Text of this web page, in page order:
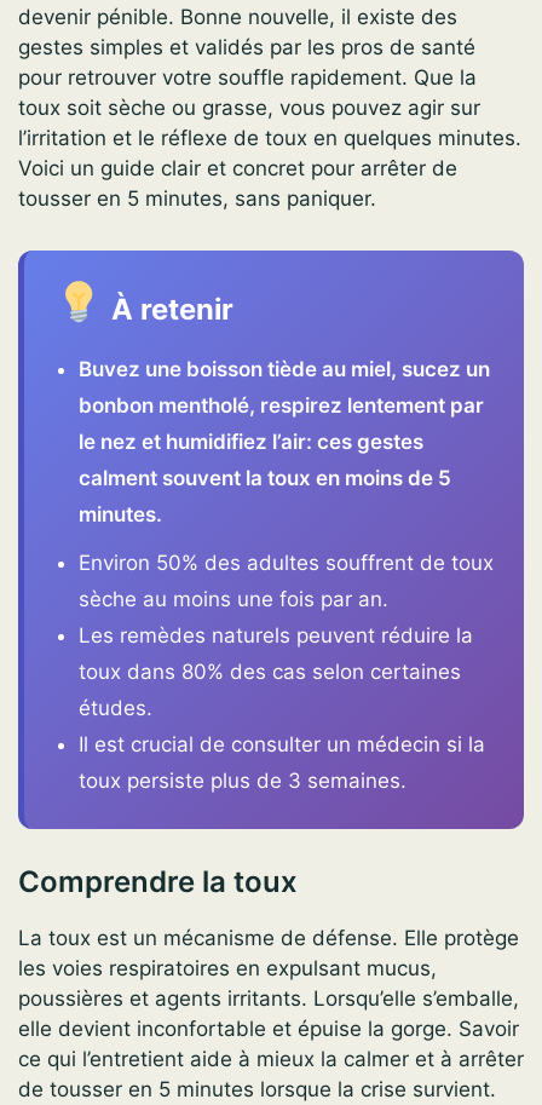
devenir pénible. Bonne nouvelle, il existe des
gestes simples et validés par les pros de santé
pour retrouver votre souffle rapidement. Que la
toux soit sèche ou grasse, vous pouvez agir sur
l’irritation et le réflexe de toux en quelques minutes.
Voici un guide clair et concret pour arrêter de
tousser en 5 minutes, sans paniquer.
À retenir
Buvez une boisson tiède au miel, sucez un
bonbon mentholé, respirez lentement par
le nez et humidifiez l’air: ces gestes
calment souvent la toux en moins de 5
minutes.
Environ 50% des adultes souffrent de toux
sèche au moins une fois par an.
Les remèdes naturels peuvent réduire la
toux dans 80% des cas selon certaines
études.
Il est crucial de consulter un médecin si la
toux persiste plus de 3 semaines.
Comprendre la toux
La toux est un mécanisme de défense. Elle protège
les voies respiratoires en expulsant mucus,
poussières et agents irritants. Lorsqu’elle s’emballe,
elle devient inconfortable et épuise la gorge. Savoir
ce qui l’entretient aide à mieux la calmer et à arrêter
de tousser en 5 minutes lorsque la crise survient.